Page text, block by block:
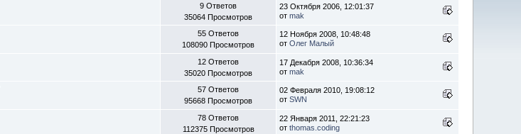
9 Ответов
35064 Просмотров
23 Октября 2006, 12:01:37
отmak
55 Ответов
108090 Просмотров
12 Ноября 2008, 10:48:48
отОлег Малый
12 Ответов
35020 Просмотров
17 Декабря 2008, 10:36:34
отmak
57 Ответов
95668 Просмотров
02 Февраля 2010, 19:08:12
отSWN
78 Ответов
112375 Просмотров
22 Января 2011, 22:21:23
отthomas.coding